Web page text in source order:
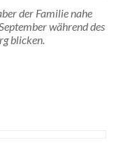
der Familie nahe
während des
blicken.